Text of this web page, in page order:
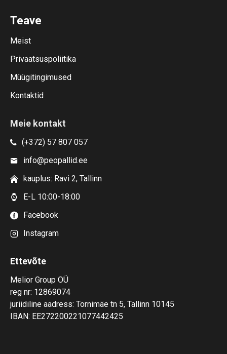
Teave
Meist
Privaatsuspoliitika
Müügitingimused
Kontaktid
Meie kontakt
(+372) 57 807 057
info@peopallid.ee
kauplus: Ravi 2, Tallinn
E-L 10:00-18:00
Facebook
Instagram
Ettevõte
Melior Group OÜ
reg nr: 12869074
juriidiline aadress: Tornimäe tn 5, Tallinn 10145
IBAN: EE272200221077442425